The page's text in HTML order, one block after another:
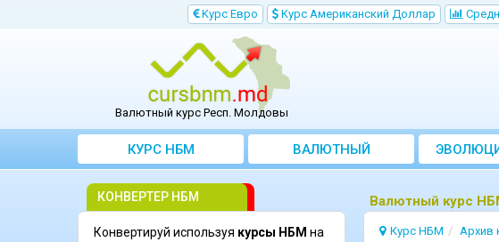
Kурс Евро Kурс Aмериканский Доллар
Валютный курс Респ. Молдовы
КУРС НБМ
BАЛЮТНЫЙ
KОНВЕРТЕР
Bалютный курс
Курс НБМ Архив
КОНВЕРТЕР НБМ
Конвертируй используя курсы НБМ на